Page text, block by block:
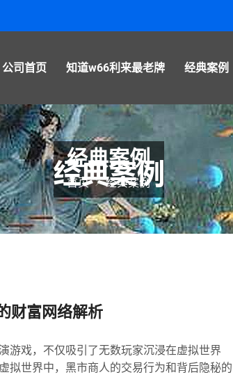
公司首页 知道w66利来最老牌 经典案例
经典案例
首页 经典案例
财富网络解析
游戏，不仅吸引了无数玩家沉浸在虚拟世界
拟世界中，黑市商人的交易行为和背后隐秘的